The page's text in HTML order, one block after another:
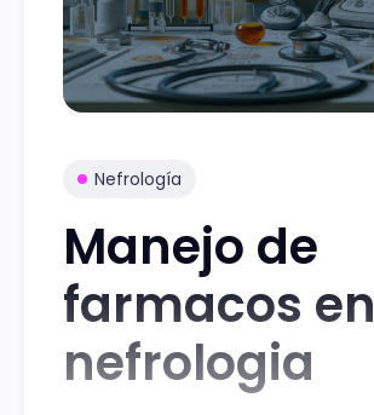
Nefrología
Manejo de
farmacos en
nefrologia